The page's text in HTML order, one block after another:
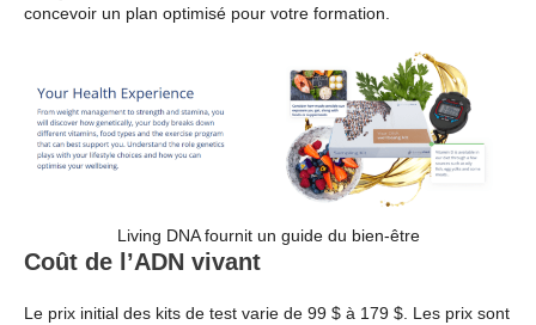
concevoir un plan optimisé pour votre formation.
Living DNA fournit un guide du bien-être
Coût de l’ADN vivant
Le prix initial des kits de test varie de 99 $ à 179 $. Les prix sont